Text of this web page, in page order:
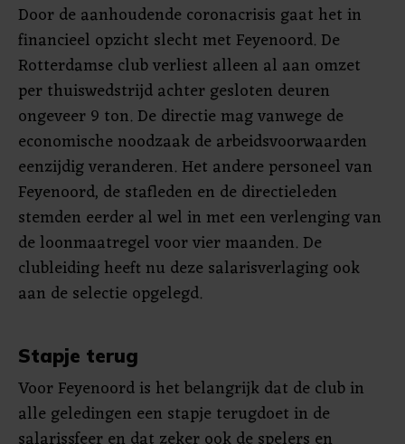
Door de aanhoudende coronacrisis gaat het in
financieel opzicht slecht met Feyenoord. De
Rotterdamse club verliest alleen al aan omzet
per thuiswedstrijd achter gesloten deuren
ongeveer 9 ton. De directie mag vanwege de
economische noodzaak de arbeidsvoorwaarden
eenzijdig veranderen. Het andere personeel van
Feyenoord, de stafleden en de directieleden
stemden eerder al wel in met een verlenging van
de loonmaatregel voor vier maanden. De
clubleiding heeft nu deze salarisverlaging ook
aan de selectie opgelegd.
Stapje terug
Voor Feyenoord is het belangrijk dat de club in
alle geledingen een stapje terugdoet in de